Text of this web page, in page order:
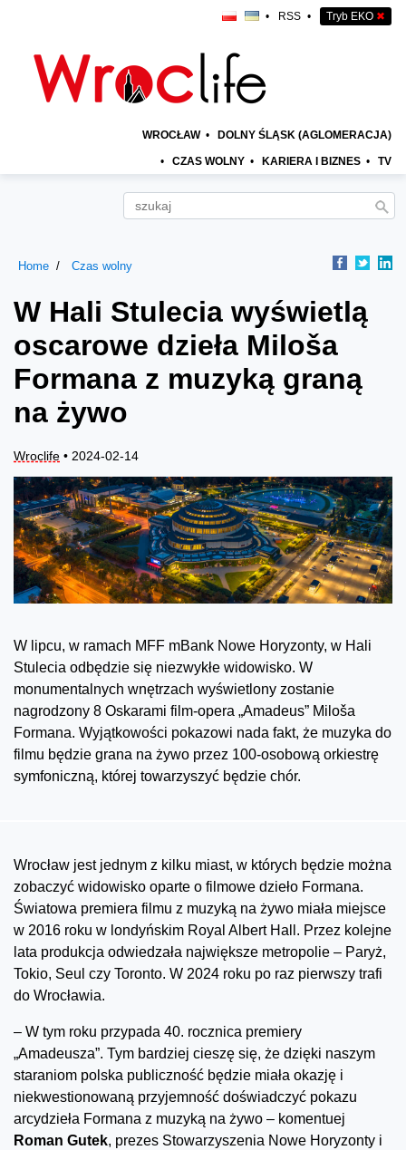
• RSS • Tryb EKO ✖
WROCŁAW • DOLNY ŚLĄSK (AGLOMERACJA)
• CZAS WOLNY • KARIERA I BIZNES • TV
Home Czas wolny
W Hali Stulecia wyświetlą
oscarowe dzieła Miloša
Formana z muzyką graną
na żywo
Wroclife • 2024-02-14
W lipcu, w ramach MFF mBank Nowe Horyzonty, w Hali
Stulecia odbędzie się niezwykłe widowisko. W
monumentalnych wnętrzach wyświetlony zostanie
nagrodzony 8 Oskarami film-opera „Amadeus” Miloša
Formana. Wyjątkowości pokazowi nada fakt, że muzyka do
filmu będzie grana na żywo przez 100-osobową orkiestrę
symfoniczną, której towarzyszyć będzie chór.
Wrocław jest jednym z kilku miast, w których będzie można
zobaczyć widowisko oparte o filmowe dzieło Formana.
Światowa premiera filmu z muzyką na żywo miała miejsce
w 2016 roku w londyńskim Royal Albert Hall. Przez kolejne
lata produkcja odwiedzała największe metropolie – Paryż,
Tokio, Seul czy Toronto. W 2024 roku po raz pierwszy trafi
do Wrocławia.
– W tym roku przypada 40. rocznica premiery
„Amadeusza”. Tym bardziej cieszę się, że dzięki naszym
staraniom polska publiczność będzie miała okazję i
niekwestionowaną przyjemność doświadczyć pokazu
arcydzieła Formana z muzyką na żywo – komentuej
Roman Gutek, prezes Stowarzyszenia Nowe Horyzonty i